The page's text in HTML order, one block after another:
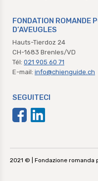
FONDATION ROMANDE
D’AVEUGLES
Hauts-Tierdoz 24
CH-1683 Brenles/VD
Tél: 021 905 60 71
E-mail: info@chienguide.ch
SEGUITECI
2021 © | Fondazione romanda